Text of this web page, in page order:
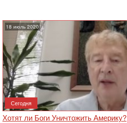
18 июль 2020
Сегодня
Хотят ли Боги Уничтожить Америку?